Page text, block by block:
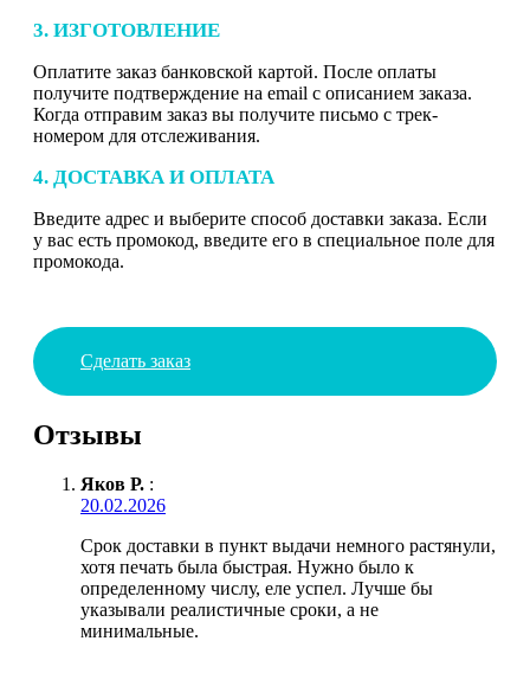
3. ИЗГОТОВЛЕНИЕ
Оплатите заказ банковской картой. После оплаты
получите подтверждение на email с описанием заказа.
Когда отправим заказ вы получите письмо с трек-
номером для отслеживания.
4. ДОСТАВКА И ОПЛАТА
Введите адрес и выберите способ доставки заказа. Если
у вас есть промокод, введите его в специальное поле для
промокода.
Сделать заказ
Отзывы
Яков Р. :
20.02.2026
Срок доставки в пункт выдачи немного растянули,
хотя печать была быстрая. Нужно было к
определенному числу, еле успел. Лучше бы
указывали реалистичные сроки, а не
минимальные.